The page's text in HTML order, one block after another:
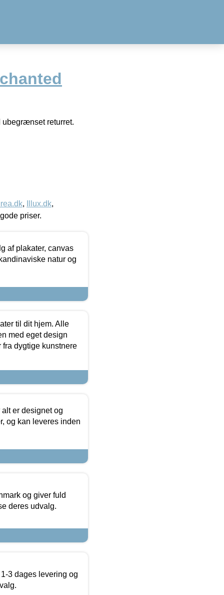
returret.
, Illux.dk,
priser.
af plakater, canvas
natur og
til dit hjem. Alle
med eget design
dygtige kunstnere
er designet og
og kan leveres inden
og giver fuld
deres udvalg.
3 dages levering og